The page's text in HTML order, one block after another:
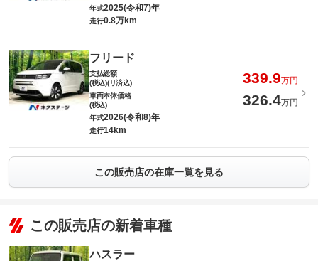
年式2025(令和7)年
走行0.8万km
フリード
支払総額
(税込)(リ済込)
339.9万円
車両本体価格
(税込)
326.4万円
年式2026(令和8)年
走行14km
この販売店の在庫一覧を見る
この販売店の新着車種
ハスラー